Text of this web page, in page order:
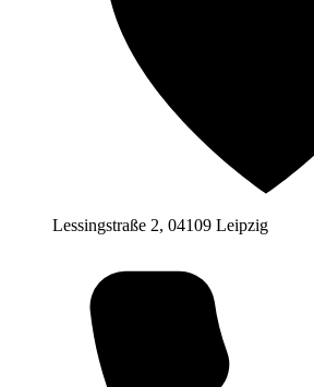
Lessingstraße 2, 04109 Leipzig